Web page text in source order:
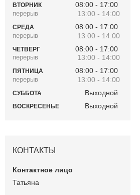
ВТОРНИК 08:00
17:00
13:00
14:00
СРЕДА 08:00
17:00
13:00
14:00
ЧЕТВЕРГ 08:00
17:00
13:00
14:00
ПЯТНИЦА 08:00
17:00
13:00
14:00
СУББОТА Выходной
ВОСКРЕСЕНЬЕ Выходной
КОНТАКТЫ
Татьяна